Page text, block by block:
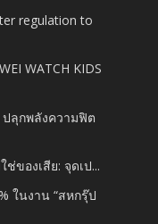
regulation to
WATCH KIDS
ปลุกพลังความฟิต
ของเสีย: จุดเป...
ในงาน “สหกรุ๊ป